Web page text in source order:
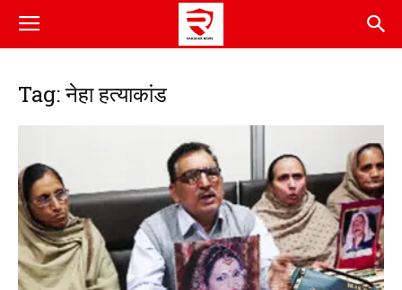
Tag: नेहा हत्याकांड